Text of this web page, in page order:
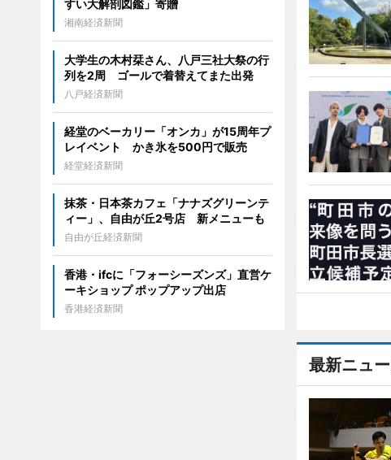
最新ニュ
すい大解剖図鑑」寄贈
湘南経済新聞
大学生の木村栞さん、八戸三社大祭の行
列を2周 ゴールで着替えてまた出発
八戸経済新聞
経堂のベーカリー「オンカ」が15周年プ
レイベント かき氷を500円で販売
経堂経済新聞
抹茶・日本茶カフェ「ナナズグリーンテ
ィー」、自由が丘2号店 新メニューも
自由が丘経済新聞
香港・ifcに「フォーシーズンズ」直営ケ
ーキショップ ポップアップ出店
香港経済新聞